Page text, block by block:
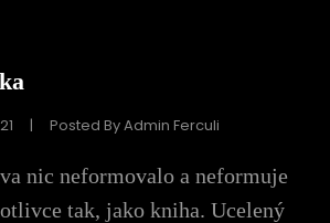
| Posted ByAdmin Ferculi
nic neformovalo a neformuje
tak, jako kniha. Ucelený